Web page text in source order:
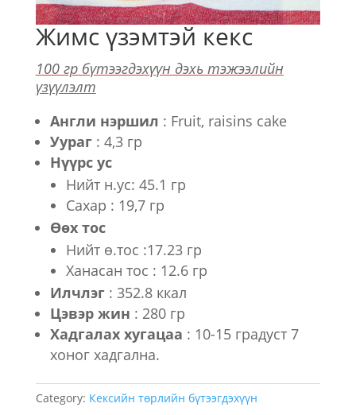
Жимс үзэмтэй кекс
100 гр бүтээгдэхүүн дэхь тэжээлийн
үзүүлэлт
Англи нэршил : Fruit, raisins cake
Уураг: 4,3 гр
Нүүрс ус
Нийт н.ус: 45.1 гр
Сахар : 19,7 гр
Өөх тос
Нийт ө.тос :17.23 гр
Ханасан тос : 12.6 гр
Илчлэг: 352.8 ккал
Цэвэр жин : 280 гр
Хадгалах хугацаа : 10-15 градуст 7
хоног хадгална.
Category: Кексийн төрлийн бүтээгдэхүүн